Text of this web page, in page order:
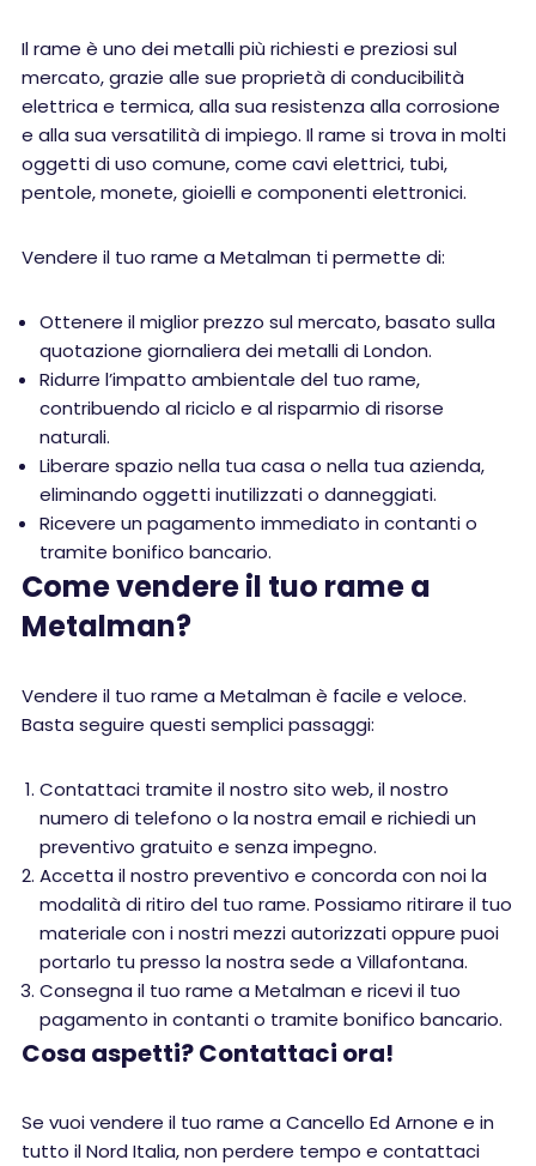
Il rame è uno dei metalli più richiesti e preziosi sul
mercato, grazie alle sue proprietà di conducibilità
elettrica e termica, alla sua resistenza alla corrosione
e alla sua versatilità di impiego. Il rame si trova in molti
oggetti di uso comune, come cavi elettrici, tubi,
pentole, monete, gioielli e componenti elettronici.
Vendere il tuo rame a Metalman ti permette di:
Ottenere il miglior prezzo sul mercato, basato sulla
quotazione giornaliera dei metalli di London.
Ridurre l’impatto ambientale del tuo rame,
contribuendo al riciclo e al risparmio di risorse
naturali.
Liberare spazio nella tua casa o nella tua azienda,
eliminando oggetti inutilizzati o danneggiati.
Ricevere un pagamento immediato in contanti o
tramite bonifico bancario.
Come vendere il tuo rame a
Metalman?
Vendere il tuo rame a Metalman è facile e veloce.
Basta seguire questi semplici passaggi:
Contattaci tramite il nostro sito web, il nostro
numero di telefono o la nostra email e richiedi un
preventivo gratuito e senza impegno.
Accetta il nostro preventivo e concorda con noi la
modalità di ritiro del tuo rame. Possiamo ritirare il tuo
materiale con i nostri mezzi autorizzati oppure puoi
portarlo tu presso la nostra sede a Villafontana.
Consegna il tuo rame a Metalman e ricevi il tuo
pagamento in contanti o tramite bonifico bancario.
Cosa aspetti? Contattaci ora!
Se vuoi vendere il tuo rame a Cancello Ed Arnone e in
tutto il Nord Italia, non perdere tempo e contattaci